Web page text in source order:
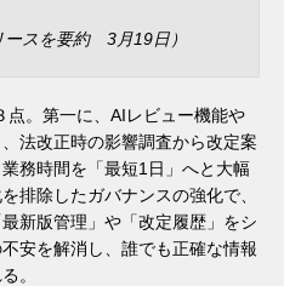
ースを要約 3月19日）
点。第一に、AIレビュー機能や
法改正時の影響調査から改定案
務時間を「最短1日」へと大幅
排除したガバナンスの強化で、
新版管理」や「改定履歴」をシ
安を解消し、誰でも正確な情報
。